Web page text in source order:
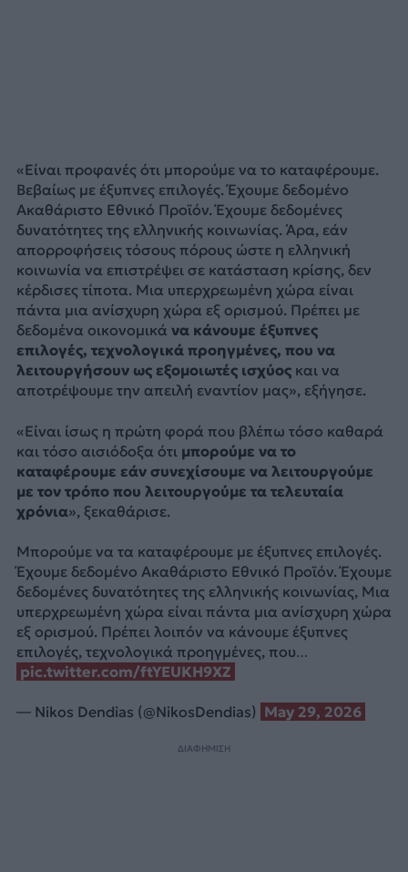
«Είναι προφανές ότι μπορούμε να το καταφέρουμε.
Βεβαίως με έξυπνες επιλογές. Έχουμε δεδομένο
Ακαθάριστο Εθνικό Προϊόν. Έχουμε δεδομένες
δυνατότητες της ελληνικής κοινωνίας. Άρα, εάν
απορροφήσεις τόσους πόρους ώστε η ελληνική
κοινωνία να επιστρέψει σε κατάσταση κρίσης, δεν
κέρδισες τίποτα. Μια υπερχρεωμένη χώρα είναι
πάντα μια ανίσχυρη χώρα εξ ορισμού. Πρέπει με
δεδομένα οικονομικά να κάνουμε έξυπνες
επιλογές, τεχνολογικά προηγμένες, που να
λειτουργήσουν ως εξομοιωτές ισχύοςκαι να
αποτρέψουμε την απειλή εναντίον μας», εξήγησε.
«Είναι ίσως η πρώτη φορά που βλέπω τόσο καθαρά
και τόσο αισιόδοξα ότι μπορούμε να το
καταφέρουμε εάν συνεχίσουμε να λειτουργούμε
με τον τρόπο που λειτουργούμε τα τελευταία
χρόνια», ξεκαθάρισε.
Μπορούμε να τα καταφέρουμε με έξυπνες επιλογές.
Έχουμε δεδομένο Ακαθάριστο Εθνικό Προϊόν. Έχουμε
δεδομένες δυνατότητες της ελληνικής κοινωνίας, Μια
υπερχρεωμένη χώρα είναι πάντα μια ανίσχυρη χώρα
εξ ορισμού. Πρέπει λοιπόν να κάνουμε έξυπνες
επιλογές, τεχνολογικά προηγμένες, που…
pic.twitter.com/ftYEUKH9XZ
— Nikos Dendias (@NikosDendias) May 29, 2026
ΔΙΑΦΗΜΙΣΗ